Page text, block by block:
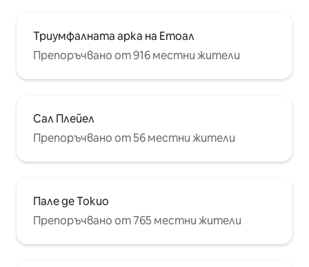
Триумфалната арка на Етоал
Препоръчвано от 916 местни жители
Сал Плейел
Препоръчвано от 56 местни жители
Пале де Токио
Препоръчвано от 765 местни жители